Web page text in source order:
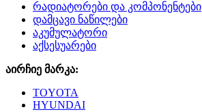
რადიატორები და კომპონენტები
დამცავი ნაწილები
აკუმულატორი
აქსესუარები
აირჩიე მარკა:
TOYOTA
HYUNDAI